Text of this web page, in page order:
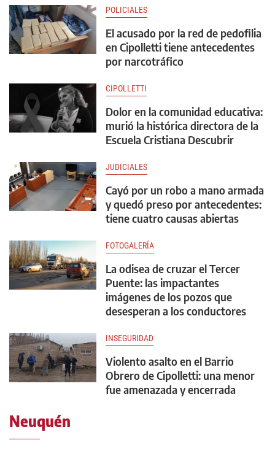
POLICIALES
El acusado por la red de pedofilia
en Cipolletti tiene antecedentes
por narcotráfico
CIPOLLETTI
Dolor en la comunidad educativa:
murió la histórica directora de la
Escuela Cristiana Descubrir
JUDICIALES
Cayó por un robo a mano armada
y quedó preso por antecedentes:
tiene cuatro causas abiertas
FOTOGALERÍA
La odisea de cruzar el Tercer
Puente: las impactantes
imágenes de los pozos que
desesperan a los conductores
INSEGURIDAD
Violento asalto en el Barrio
Obrero de Cipolletti: una menor
fue amenazada y encerrada
Neuquén